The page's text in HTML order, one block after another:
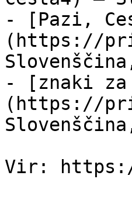
- [Pazi,
(https://
- [znaki za
(https://